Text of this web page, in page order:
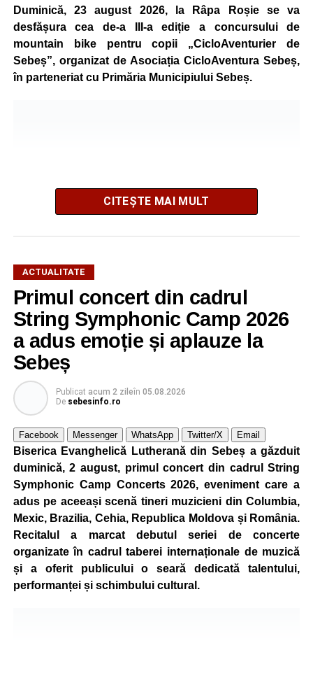
Duminică, 23 august 2026, la Râpa Roșie se va
desfășura cea de-a III-a ediție a concursului de
mountain bike pentru copii „CicloAventurier de
Sebeș”, organizat de Asociația CicloAventura Sebeș,
în parteneriat cu Primăria Municipiului Sebeș.
După două ediții organizate în Parcul Arini, competiția se
mută într-un nou decor, oferind participanților ocazia de a
concura într-un cadru natural deosebit. Evenimentul este
destinat copiilor și adolescenților cu vârste cuprinse între
5 și 18 ani, iar participarea este gratuită.
Organizatorii au pregătit trasee adaptate fiecărei categorii
de vârstă, astfel încât competiția să fie accesibilă atât
celor aflați la început de drum, cât și celor cu experiență în
mountain bike. La finalul întrecerii, cei mai bine clasați
concurenți vor fi recompensați cu premii în bani și premii
oferite de partenerii evenimentului.
Înaintea zilei de concurs, participanții își vor putea ridica
vor putea înscrie direct la competiție în cadrul Punctului
Oficial de Înscrieri și Informații (Race Office), care va
funcționa după următorul program:
CITEȘTE MAI MULT
ACTUALITATE
Primul concert din cadrul
String Symphonic Camp 2026
a adus emoție și aplauze la
Sebeș
Publicat acum 2 zileîn 05.08.2026
De sebesinfo.ro
Facebook Messenger WhatsApp Twitter/X Email
Biserica Evanghelică Lutherană din Sebeș a găzduit
duminică, 2 august, primul concert din cadrul String
Symphonic Camp Concerts 2026, eveniment care a
adus pe aceeași scenă tineri muzicieni din Columbia,
Mexic, Brazilia, Cehia, Republica Moldova și România.
Recitalul a marcat debutul seriei de concerte
organizate în cadrul taberei internaționale de muzică
și a oferit publicului o seară dedicată talentului,
performanței și schimbului cultural.